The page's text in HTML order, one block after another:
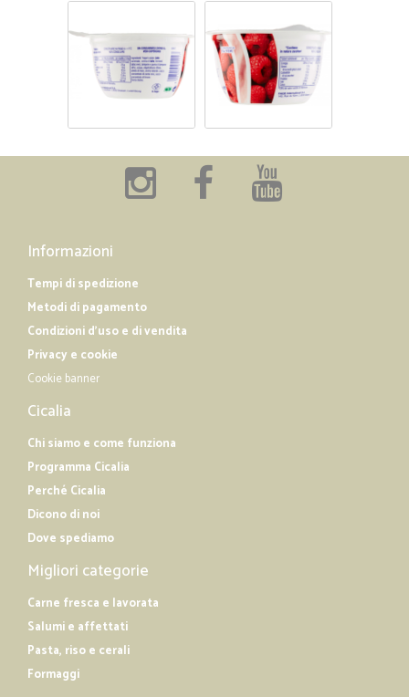
Informazioni
Tempi di spedizione
Metodi di pagamento
Condizioni d'uso e di vendita
Privacy e cookie
Cookie banner
Cicalia
Chi siamo e come funziona
Programma Cicalia
Perché Cicalia
Dicono di noi
Dove spediamo
Migliori categorie
Carne fresca e lavorata
Salumi e affettati
Pasta, riso e cerali
Formaggi